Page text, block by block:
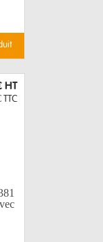
HT
TTC